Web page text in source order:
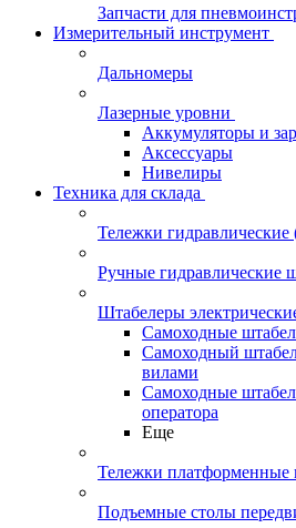
Запчасти для
Измерительный инструмент
Дальномеры
Лазерные уровни
Аккумуляторы и
Аксессуары
Нивелиры
Техника для склада
Тележки гидравлические
Ручные гидравлические
Штабелеры
Самоходные
Самоходный
вилами
Самоходные
оператора
Еще
Тележки платформенные
Подъемные столы